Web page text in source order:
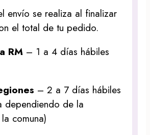
envío se realiza al finalizar
el total de tu pedido.
RM – 1 a 4 días hábiles
– 2 a 7 días hábiles
dependiendo de la
comuna)